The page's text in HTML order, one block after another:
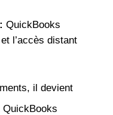
QuickBooks
l’accès distant
il devient
QuickBooks